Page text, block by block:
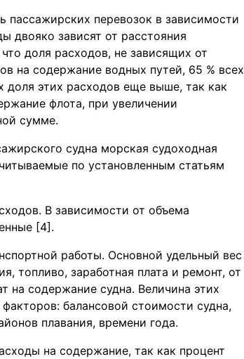
пассажирских перевозок в зависимости
двояко зависят от расстояния
доля расходов, не зависящих от
на содержание водных путей, 65 % всех
доля этих расходов еще выше, так как
флота, при увеличении
сумме.
судна морская судоходная
по установленным статьям
В зависимости от объема
[4].
работы. Основной удельный вес
топливо, заработная плата и ремонт, от
на содержание судна. Величина этих
балансовой стоимости судна,
плавания, времени года.
на содержание, так как процент